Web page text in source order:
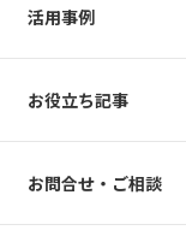
活用事例
お役立ち記事
お問合せ・ご相談